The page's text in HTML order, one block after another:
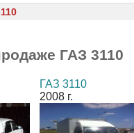
ГАЗ 3110
ГАЗ 3110
2008 г.